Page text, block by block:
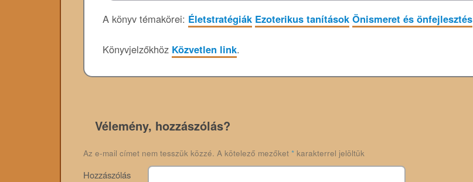
A könyv témakörei: Életstratégiák Ezoterikus tanítások Önismeret és önfejlesztés
Könyvjelzőkhöz Közvetlen link.
Vélemény, hozzászólás?
Az e-mail címet nem tesszük közzé. A kötelező mezőket *karakterrel jelöltük
Hozzászólás